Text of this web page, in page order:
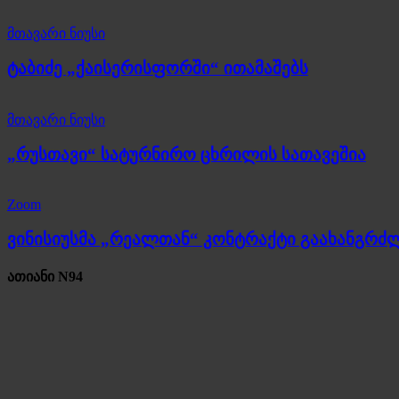
მთავარი ნიუსი
ტაბიძე „ქაისერისფორში“ ითამაშებს
მთავარი ნიუსი
„რუსთავი“ სატურნირო ცხრილის სათავეშია
Zoom
ვინისიუსმა „რეალთან“ კონტრაქტი
ათიანი N94